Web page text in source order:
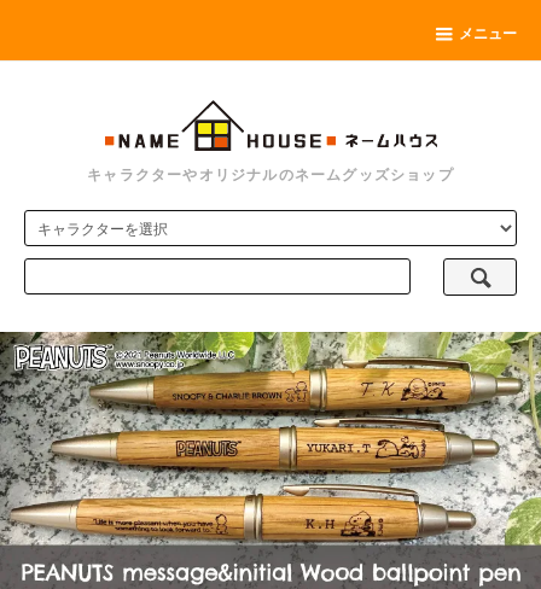
メニュー
キャラクターやオリジナルのネームグッズショップ